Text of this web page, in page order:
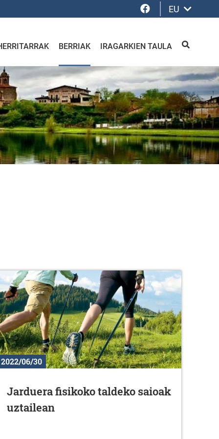
Facebook
EU
BERRIAK IRAGARKIEN TAULA BILATU
2022/06/30
Jarduera fisikoko taldeko saioak
uztailean